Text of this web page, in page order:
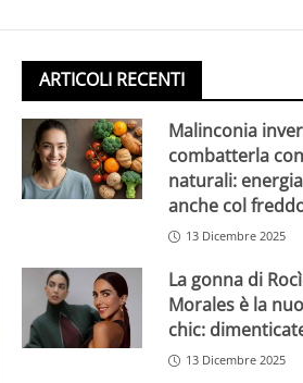
ARTICOLI RECENTI
Malinconia
combatterla
naturali:
anche col
13 Dicembre 2025
La gonna di
Morales è la
chic:
13 Dicembre 2025